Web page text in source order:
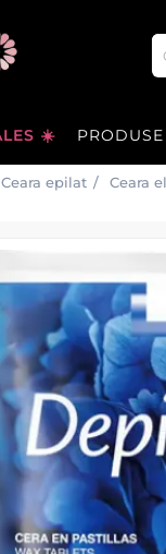
☀️
Ceara epilat / Ceara